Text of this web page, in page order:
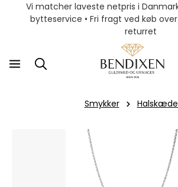
Vi matcher laveste netpris i
bytteservice • Fri fragt ved køb over
returret
Smykker